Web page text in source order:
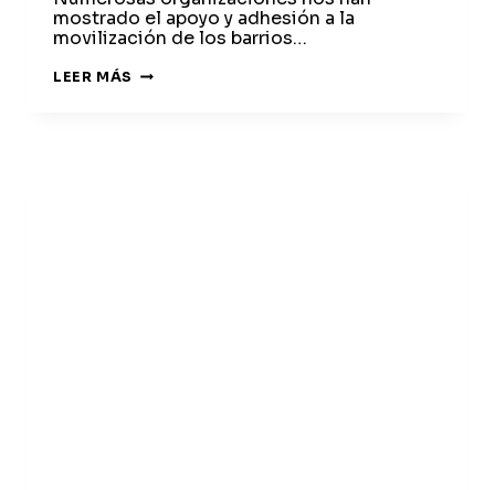
mostrado el apoyo y adhesión a la
movilización de los barrios…
LEER MÁS SINDICATOS